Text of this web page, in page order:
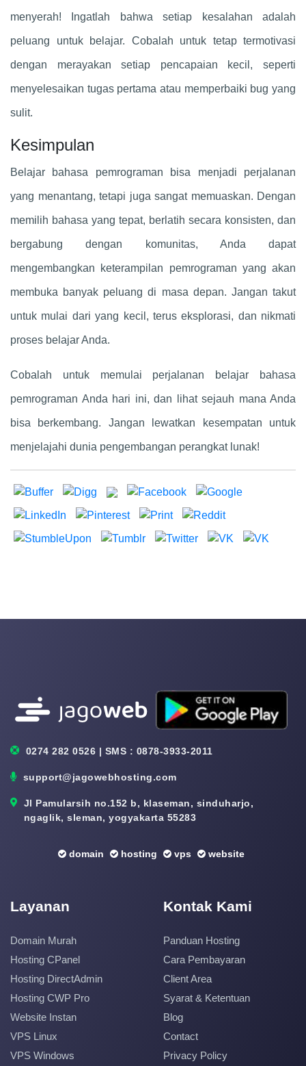
menyerah! Ingatlah bahwa setiap kesalahan adalah
peluang untuk belajar. Cobalah untuk tetap termotivasi
dengan merayakan setiap pencapaian kecil, seperti
menyelesaikan tugas pertama atau memperbaiki bug yang
sulit.
Kesimpulan
Belajar bahasa pemrograman bisa menjadi perjalanan
yang menantang, tetapi juga sangat memuaskan. Dengan
memilih bahasa yang tepat, berlatih secara konsisten, dan
bergabung dengan komunitas, Anda dapat
mengembangkan keterampilan pemrograman yang akan
membuka banyak peluang di masa depan. Jangan takut
untuk mulai dari yang kecil, terus eksplorasi, dan nikmati
proses belajar Anda.
Cobalah untuk memulai perjalanan belajar bahasa
pemrograman Anda hari ini, dan lihat sejauh mana Anda
bisa berkembang. Jangan lewatkan kesempatan untuk
menjelajahi dunia pengembangan perangkat lunak!
0274 282 0526 | SMS : 0878-3933-2011
support@jagowebhosting.com
Jl Pamularsih no.152 b, klaseman, sinduharjo,
ngaglik, sleman, yogyakarta 55283
domain hosting vps website
Layanan
Domain Murah
Hosting CPanel
Hosting DirectAdmin
Hosting CWP Pro
Website Instan
VPS Linux
VPS Windows
Kontak Kami
Panduan Hosting
Cara Pembayaran
Client Area
Syarat & Ketentuan
Blog
Contact
Privacy Policy